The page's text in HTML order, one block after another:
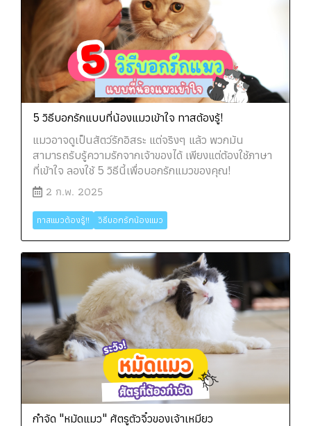
5 วิธีบอกรักแบบที่น้องแมวเข้าใจ ทาสต้องรู้!
แมวอาจดูเป็นสัตว์รักอิสระ แต่จริงๆ แล้ว พวกมัน
สามารถรับรู้ความรักจากเจ้าของได้ เพียงแต่ต้องใช้ภาษา
ที่เข้าใจ ลองใช้ 5 วิธีนี้เพื่อบอกรักแมวของคุณ!
2 ก.พ. 2025
ทาสแมวต้องรู้!! วิธีบอกรักน้องแมว
กำจัด "หมัดแมว" ศัตรูตัวจิ๋วของเจ้าเหมียว